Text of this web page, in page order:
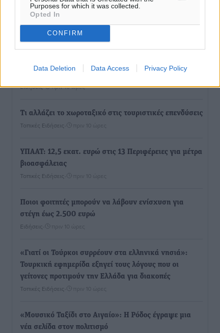
Purposes for which it was collected.
Opted In
CONFIRM
Data Deletion Data Access Privacy Policy
Ροή ειδήσεων
Τριήμερο εξόδου: Πάνω από 129.000 επιβάτες
αναχωρούν από Πειραιά, Ραφήνα και Λαύριο
Ειδήσεις• πριν 10 ώρες
Τι αλλάζει το χωροταξικό στις τουριστικές επενδύσεις
Τοπικές Ειδήσεις πριν 10 ώρες
ΥΠΑΑΤ: 12,5 εκατ. ευρώ στις 13 Περιφέρειες για μέτρα
βιοασφάλειας
Τοπικές Ειδήσεις πριν 10 ώρες
Ποιοι φοιτητές μπορούν να λάβουν ενίσχυση για
στέγη έως 2.500 ευρώ
Ειδήσεις πριν 10 ώρες
«Γιατί οι Τούρκοι συρρέουν στα ελληνικά νησιά»:
Τουρκική εφημερίδα εξηγεί τους λόγους που οι
γείτονες προτιμούν την Ελλάδα για διακοπές
Τοπικές Ειδήσεις πριν 10 ώρες
«Μουσικό Ταξίδι στο Αιγαίο»: Η Ρόδος έγραψε μια
νέα σελίδα στον πολιτισμό